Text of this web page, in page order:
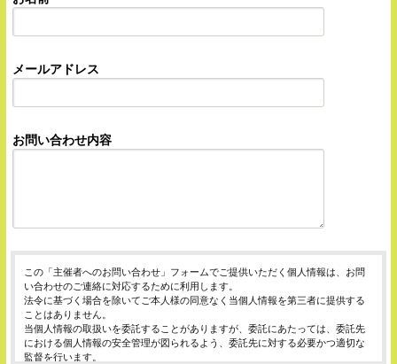
メールアドレス
お問い合わせ内容
この「主催者へのお問い合わせ」フォームでご提供いただく個人情報は、お問
い合わせのご連絡に対応するために利用します。
法令に基づく場合を除いてご本人様の同意なく当個人情報を第三者に提供する
ことはありません。
当個人情報の取扱いを委託することがありますが、委託にあたっては、委託先
における個人情報の安全管理が図られるよう、委託先に対する必要かつ適切な
監督を行います。